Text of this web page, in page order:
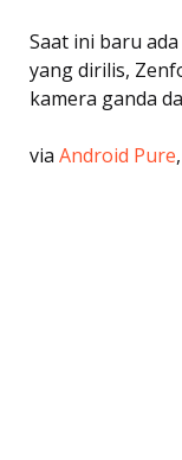
Saat ini baru
yang dirilis,
kamera ganda
via Android Pure,